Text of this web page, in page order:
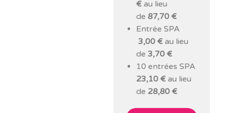
€ au lieu
de87,70 €
Entrée SPA
3,00 € au lieu
de3,70 €
10 entrées SPA
23,10 € au lieu
de 28,80 €